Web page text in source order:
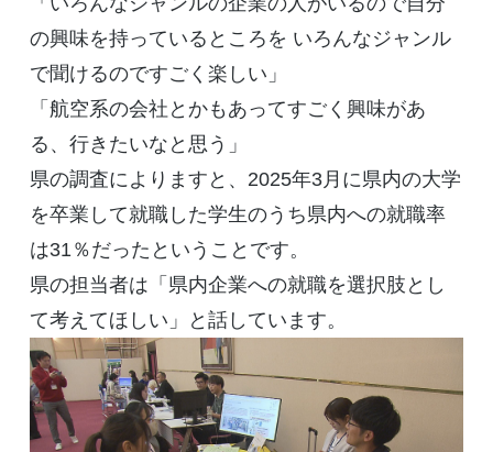
の興味を持っているところを いろんなジャンル
で聞けるのですごく楽しい」
「航空系の会社とかもあってすごく興味があ
る、行きたいなと思う」
県の調査によりますと、2025年3月に県内の大学
を卒業して就職した学生のうち県内への就職率
は31％だったということです。
県の担当者は「県内企業への就職を選択肢とし
て考えてほしい」と話しています。